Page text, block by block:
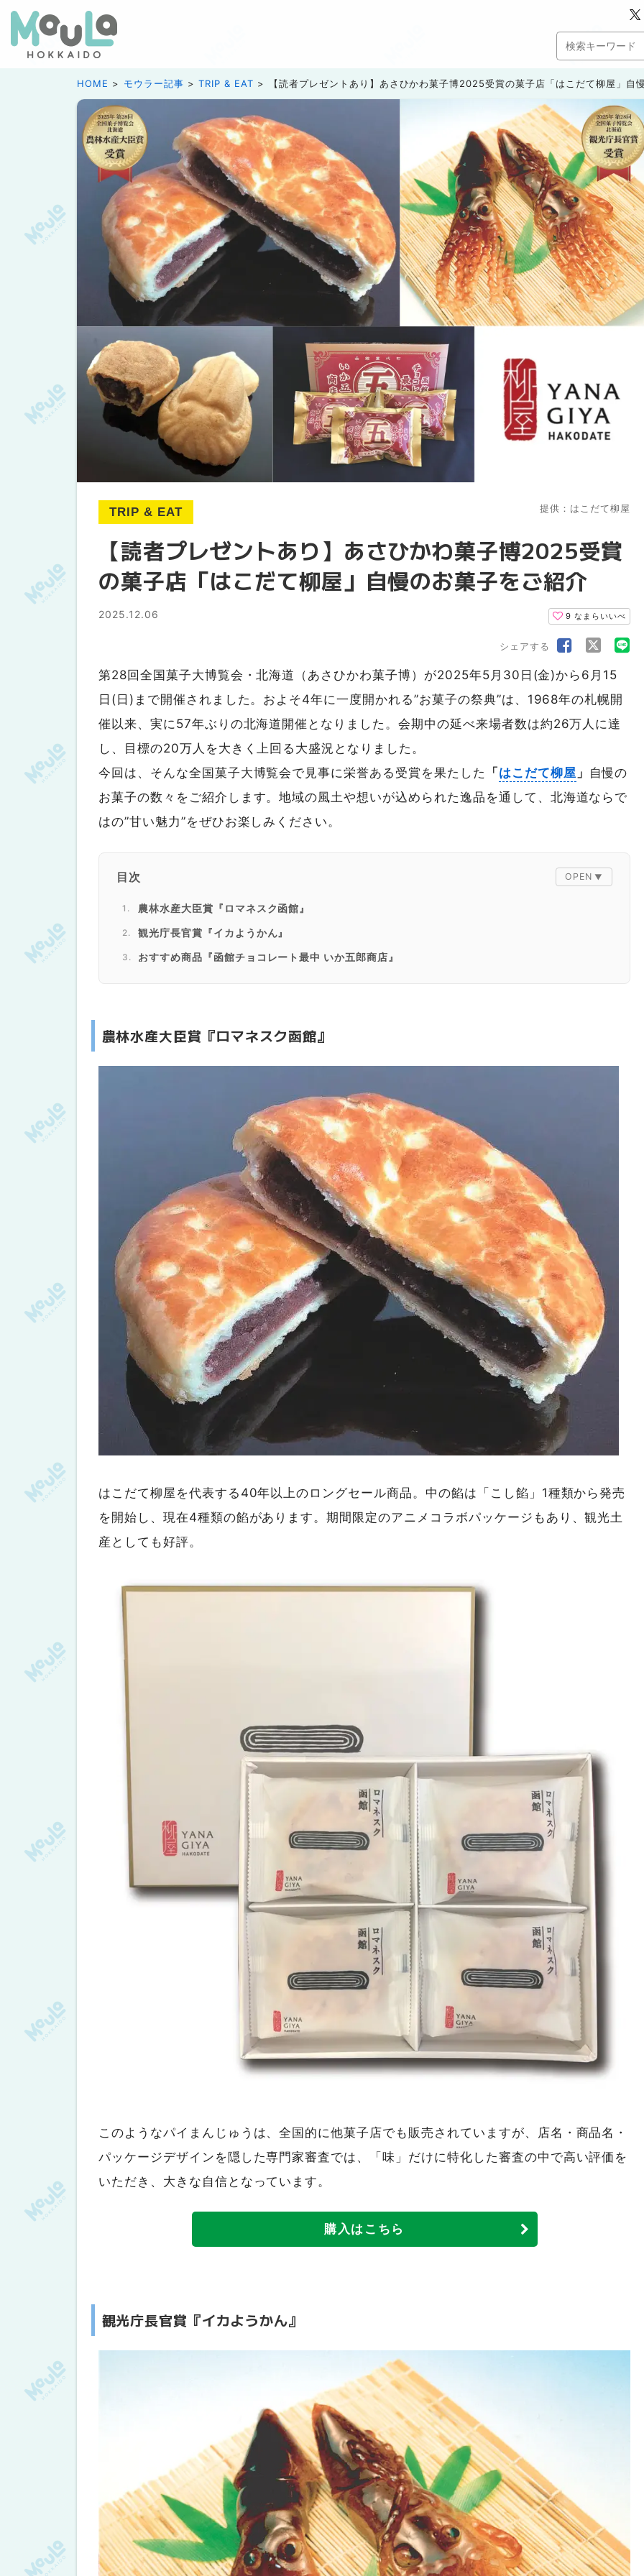
HOME モウラー記事 TRIP & EAT 【読者プレゼントあり】あさひかわ菓子博2025受賞の菓子店「はこだて柳屋」自
TRIP & EAT 提供：はこだて柳屋
【読者プレゼントあり】あさひかわ菓子博2025受賞
の菓子店「はこだて柳屋」自慢のお菓子をご紹介
2025.12.06 9 なまらいいべ
シェアする
第28回全国菓子大博覧会・北海道（あさひかわ菓子博）が2025年5月30日(金)から6月15
日(日)まで開催されました。およそ4年に一度開かれる”お菓子の祭典”は、1968年の札幌開
催以来、実に57年ぶりの北海道開催となりました。会期中の延べ来場者数は約26万人に達
し、目標の20万人を大きく上回る大盛況となりました。
今回は、そんな全国菓子大博覧会で見事に栄誉ある受賞を果たした
「 はこだて柳屋 」 自慢の
お菓子の数々をご紹介します。地域の風土や想いが込められた逸品を通して、北海道ならで
はの”甘い魅力”をぜひお楽しみください。
目次
農林水産大臣賞『ロマネスク函館』
観光庁長官賞『イカようかん』
おすすめ商品『函館チョコレート最中 いか五郎商店』
応募方法
農林水産大臣賞『ロマネスク函館』
はこだて柳屋を代表する40年以上のロングセール商品。中の餡は「こし餡」1種類から発売
を開始し、現在4種類の餡があります。期間限定のアニメコラボパッケージもあり、観光土
産としても好評。
このようなパイまんじゅうは、全国的に他菓子店でも販売されていますが、店名・商品名・
パッケージデザインを隠した専門家審査では、「味」だけに特化した審査の中で高い評価を
いただき、大きな自信となっています。
購入はこちら
観光庁長官賞『イカようかん』